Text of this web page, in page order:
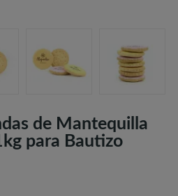
de Mantequilla
para Bautizo